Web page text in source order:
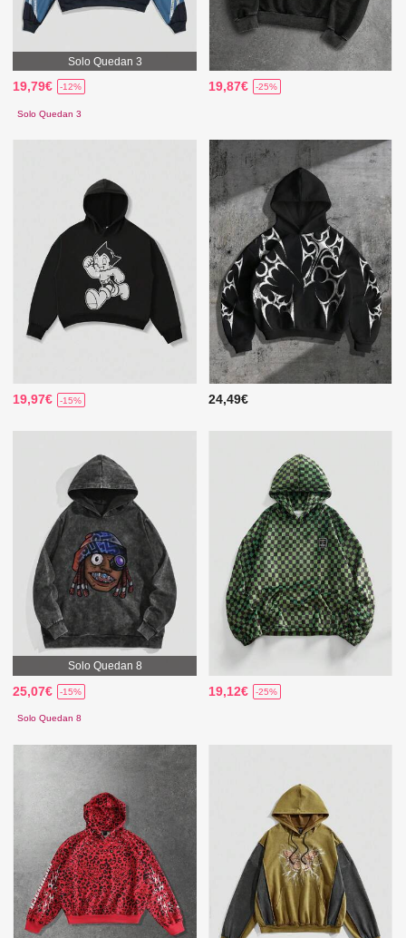
Solo Quedan 3
19,79€ -12%
Solo Quedan 3
19,87€ -25%
19,97€ -15% 24,49€
Solo Quedan 8
25,07€ -15%
Solo Quedan 8
19,12€ -25%